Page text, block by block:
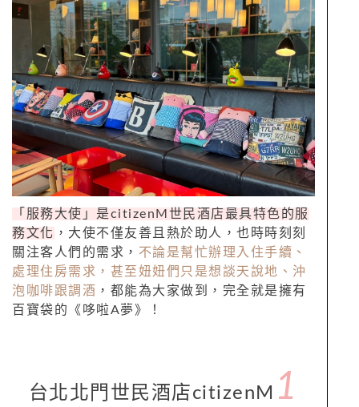
「服務大使」是citizenM世民酒店最具特色的服
務文化 ，大使不僅友善且熱於助人，也時時刻刻
關注客人們的需求， 不論是幫忙辦理入住手續、
處理住房需求，甚至妞妞們只是想談天說地、沖
泡咖啡跟調酒 ，都能為大家做到，完全就是擁有
百寶袋的《哆啦A夢》！
台北北門世民酒店citizenM 1